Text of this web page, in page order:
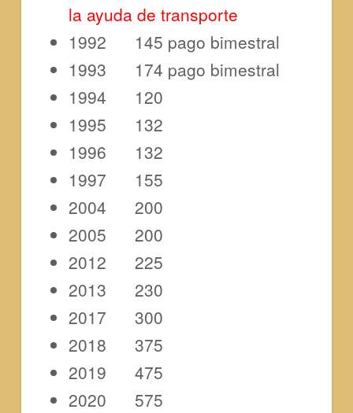
la ayuda de transporte
1992 145 pago bimestral
1993 174 pago bimestral
1994 120
1995 132
1996 132
1997 155
2004 200
2005 200
2012 225
2013 230
2017 300
2018 375
2019 475
2020 575